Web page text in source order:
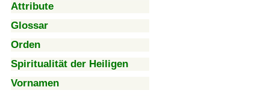
Attribute
Glossar
Orden
Spiritualität der Heiligen
Vornamen